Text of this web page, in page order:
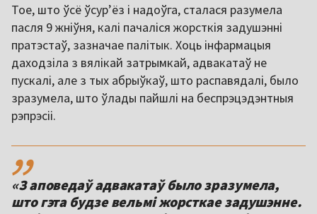
Тое, што ўсё ўсур’ёз і надоўга, сталася разумела
пасля 9 жніўня, калі пачаліся жорсткія задушэнні
пратэстаў, зазначае палітык. Хоць інфармацыя
даходзіла з вялікай затрымкай, адвакатаў не
пускалі, але з тых абрыўкаў, што распавядалі, было
зразумела, што ўлады пайшлі на беспрэцэдэнтныя
рэпрэсіі.
,,
«З аповедаў адвакатаў было зразумела,
што гэта будзе вельмі жорсткае задушэнне.